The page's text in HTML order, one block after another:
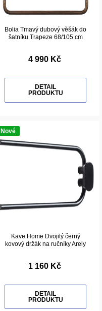
Bolia Tmavý dubový věšák do
šatníku Trapeze 68/105 cm
4 990 Kč
DETAIL
PRODUKTU
Nové
Kave Home Dvojitý černý
kovový držák na ručníky Arely
1 160 Kč
DETAIL
PRODUKTU